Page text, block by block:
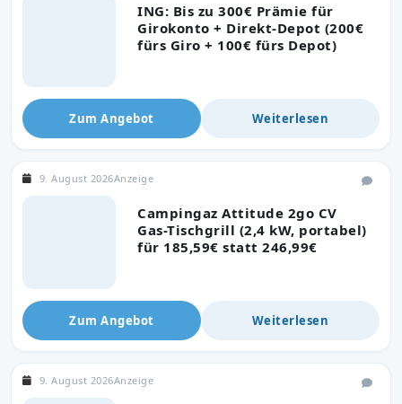
ING: Bis zu 300€ Prämie für
Girokonto + Direkt-Depot (200€
fürs Giro + 100€ fürs Depot)
Zum Angebot Weiterlesen
Campingaz Attitude 2go CV
Gas-Tischgrill (2,4 kW, portabel)
für 185,59€ statt 246,99€
9. August 2026Anzeige
Zum Angebot Weiterlesen
9. August 2026Anzeige